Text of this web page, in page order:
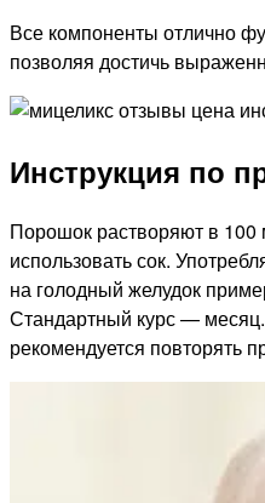
Все компоненты отлично
позволяя достичь
Инструкция по
Порошок растворяют в
использовать сок.
на голодный желудок
Стандартный курс —
рекомендуется повторять